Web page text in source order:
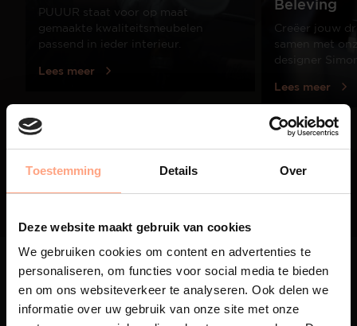
Toestemming Details Over
Deze website maakt gebruik van cookies
We gebruiken cookies om content en advertenties te
personaliseren, om functies voor social media te bieden
en om ons websiteverkeer te analyseren. Ook delen we
informatie over uw gebruik van onze site met onze
PUUUR staat voor op maat
gemaakte kwaliteitsmeubelen
passend in ieder interieur.
Lees meer
Beleving
Creëer jouw
samen met
designer
Lees meer